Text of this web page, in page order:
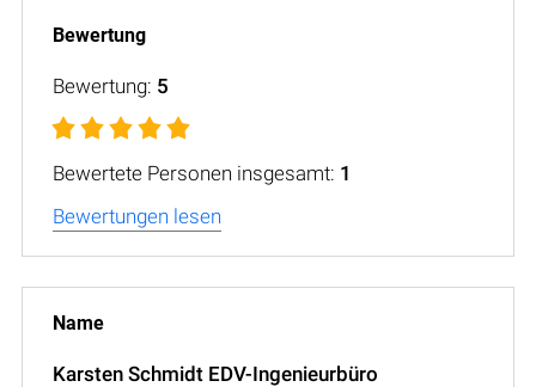
Bewertung: 5
Bewertete Personen insgesamt: 1
Bewertungen lesen
Karsten Schmidt EDV-Ingenieurbüro